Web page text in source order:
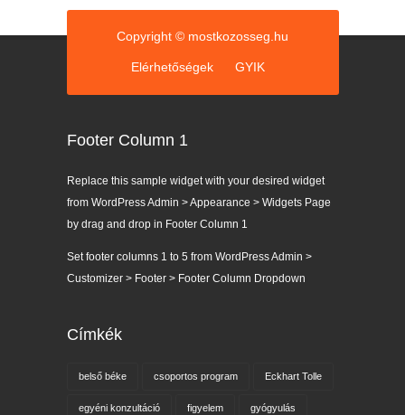
Copyright © mostkozosseg.hu
Elérhetőségek GYIK
Footer Column 1
Replace this sample widget with your desired widget
from WordPress Admin > Appearance > Widgets Page
by drag and drop in Footer Column 1
Set footer columns 1 to 5 from WordPress Admin >
Customizer > Footer > Footer Column Dropdown
Címkék
belső béke csoportos program Eckhart Tolle
egyéni konzultáció figyelem gyógyulás